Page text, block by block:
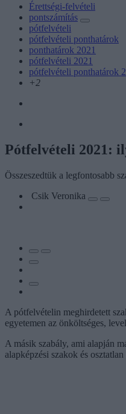
Érettségi-felvételi
pontszámítás
pótfelvételi
pótfelvételi ponthatárok
ponthatárok 2021
pótfelvételi 2021
pótfelvételi ponthatárok
+2
Pótfelvételi 2021:
Összeszedtük a legfontosabb
Csik Veronika
A pótfelvételin meghirdetett
egyetemen az önköltséges,
A másik szabály, ami alapján
alapképzési szakok és